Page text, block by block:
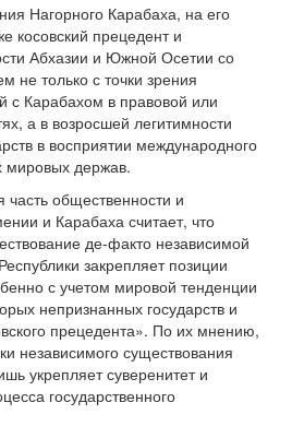
Нагорного Карабаха, на его
косовский прецедент и
Абхазии и Южной Осетии со
не только с точки зрения
с Карабахом в правовой или
а в возросшей легитимности
в восприятии международного
мировых держав.
часть общественности и
и Карабаха считает, что
де-факто независимой
закрепляет позиции
с учетом мировой тенденции
непризнанных государств и
прецедента». По их мнению,
независимого существования
укрепляет суверенитет и
государственного